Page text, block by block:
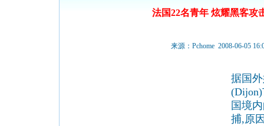
法国22名青年 炫耀黑客攻
来源： Pchome2008-06-05
据国
国境
捕,原